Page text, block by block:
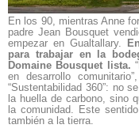
En los 90, mientras Anne
padre Jean Bousquet
empezar en Gualtallary.
para trabajar en la
Domaine Bousquet lista.
en desarrollo
“Sustentabilidad 360”: no
la huella de carbono, sino
la comunidad. Este
también a la tierra.